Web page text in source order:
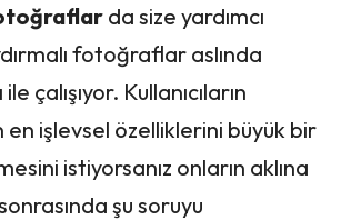
da size yardımcı
fotoğraflar aslında
çalışıyor. Kullanıcıların
en işlevsel özelliklerini büyük bir
istiyorsanız onların aklına
şu soruyu